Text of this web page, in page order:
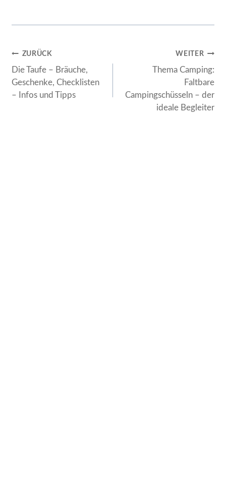
Beitragsnavigation
ZURÜCK
Die Taufe – Bräuche,
Geschenke, Checklisten
– Infos und Tipps
WEITER
Thema Camping:
Faltbare
Campingschüsseln – der
ideale Begleiter